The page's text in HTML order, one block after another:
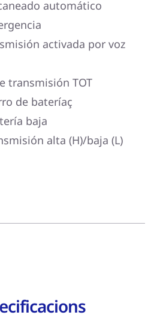
automático
activada por voz
transmisión TOT
de bateríaç
baja
alta (H)/baja (L)